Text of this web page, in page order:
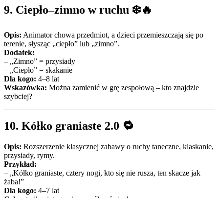
9. Ciepło–zimno w ruchu ❄️🔥
Opis: Animator chowa przedmiot, a dzieci przemieszczają się po
terenie, słysząc „ciepło” lub „zimno”.
Dodatek:
– „Zimno” = przysiady
– „Ciepło” = skakanie
Dla kogo: 4–8 lat
Wskazówka: Można zamienić w grę zespołową – kto znajdzie
szybciej?
10. Kółko graniaste 2.0 🔁
Opis: Rozszerzenie klasycznej zabawy o ruchy taneczne, klaskanie,
przysiady, rymy.
Przykład:
– „Kółko graniaste, cztery nogi, kto się nie rusza, ten skacze jak
żaba!”
Dla kogo: 4–7 lat